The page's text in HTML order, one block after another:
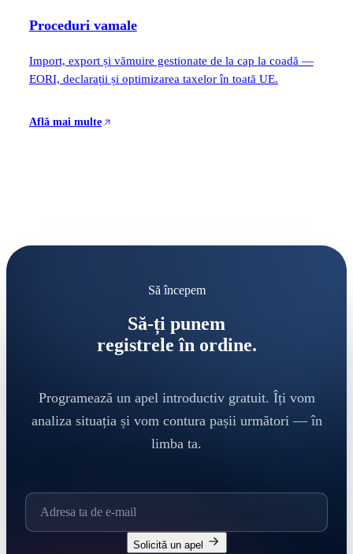
Proceduri vamale
Import, export și vămuire gestionate de la cap la coadă —
EORI, declarații și optimizarea taxelor în toată UE.
Află mai multe
Să începem
Să-ți punem
registrele în ordine.
Programează un apel introductiv gratuit. Îți vom
analiza situația și vom contura pașii următori — în
limba ta.
Solicită un apel